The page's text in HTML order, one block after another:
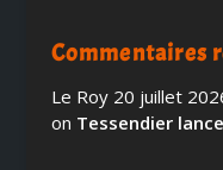
Commentaires
Le Roy 20 juillet
on Tessendier